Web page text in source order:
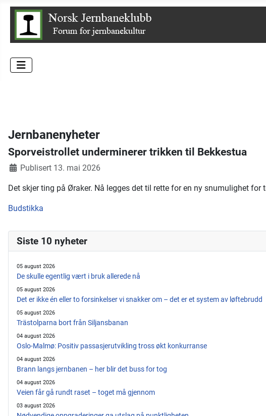
Jernbanenyheter
Sporveistrollet underminerer trikken til Bekkestua
Publisert 13. mai 2026
Det skjer ting på Øraker. Nå legges det til rette for en ny snumulighet for
Budstikka
Siste 10 nyheter
05 august 2026
De skulle egentlig vært i bruk allerede nå
05 august 2026
Det er ikke én eller to forsinkelser vi snakker om – det er et system av løftebrudd
05 august 2026
Trästolparna bort från Siljansbanan
04 august 2026
Oslo-Malmø: Positiv passasjerutvikling tross økt konkurranse
04 august 2026
Brann langs jernbanen – her blir det buss for tog
04 august 2026
Veien får gå rundt raset – toget må gjennom
03 august 2026